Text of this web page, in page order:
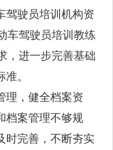
驾驶员培训机构资
车驾驶员培训教练
，进一步完善基础
。
理，健全档案资
档案管理不够规
时完善，不断夯实